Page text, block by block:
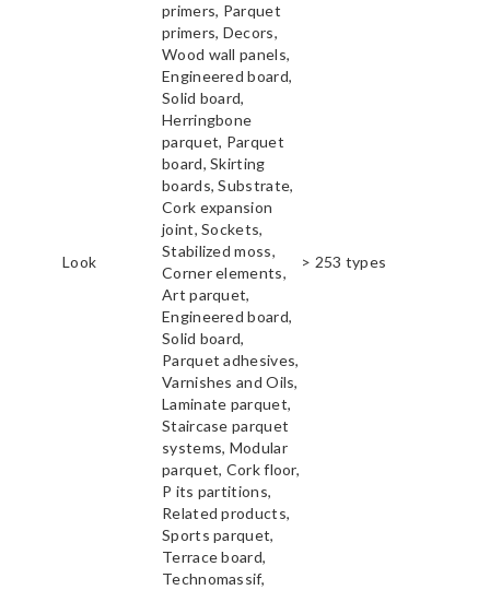
Look
primers, Parquet
primers, Decors,
Wood wall panels,
Engineered board,
Solid board,
Herringbone
parquet, Parquet
board, Skirting
boards, Substrate,
Cork expansion
joint, Sockets,
Stabilized moss,
Corner elements,
Art parquet,
Engineered board,
Solid board,
Parquet adhesives,
Varnishes and Oils,
Laminate parquet,
Staircase parquet
systems, Modular
parquet, Cork floor,
P its partitions,
Related products,
Sports parquet,
Terrace board,
Technomassif,
> 253 types